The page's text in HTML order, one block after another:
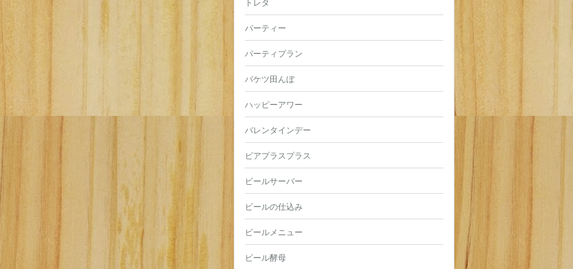
トレタ
パーティー
パーティプラン
バケツ田んぼ
ハッピーアワー
バレンタインデー
ビアプラスプラス
ビールサーバー
ビールの仕込み
ビールメニュー
ビール酵母